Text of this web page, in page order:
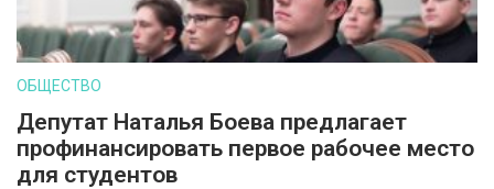
ОБЩЕСТВО
Депутат Наталья Боева предлагает
профинансировать первое рабочее место
для студентов